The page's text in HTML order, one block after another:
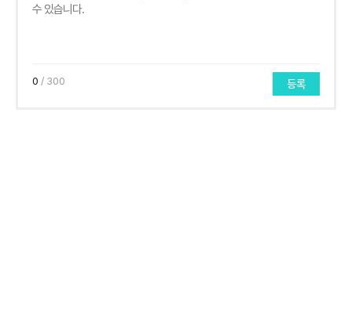
0 / 300 등록